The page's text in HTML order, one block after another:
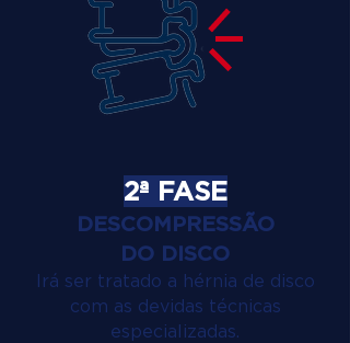
2ª FASE
DESCOMPRESSÃO
DO DISCO
Irá ser tratado a hérnia de disco
com as devidas técnicas
especializadas.